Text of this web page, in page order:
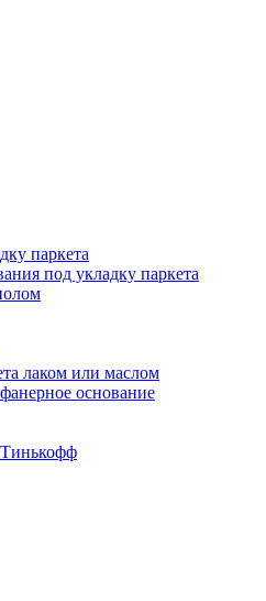
паркета
под укладку паркета
лаком или маслом
основание
Тинькофф